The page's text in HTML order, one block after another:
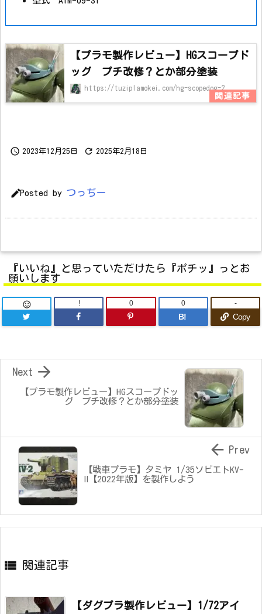
【プラモ製作レビュー】HGスコープド
ッグ プチ改修？とか部分塗装
https://tuziplamokei.com/hg-scopedog-2
 2023年12月25日  2025年2月18日
Posted by つっぢー
『いいね』と思っていただけたら『ポチッ』っとお
願いします
 ! 0
B!
0
Copy
-
【プラモ製作レビュー】HGスコープドッ
グ プチ改修？とか部分塗装

Next
【戦車プラモ】タミヤ 1/35ソビエトKV-
Ⅱ【2022年版】を製作しよう
 Prev
 関連記事
【ダグプラ製作レビュー】1/72アイ